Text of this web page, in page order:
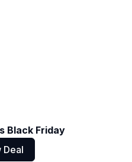
Black Friday
Deal